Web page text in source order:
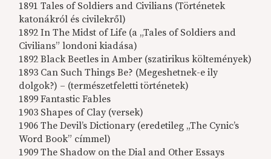
1891 Tales of Soldiers and Civilians (Történetek
katonákról és civilekről)
1892 In The Midst of Life (a „Tales of Soldiers and
Civilians” londoni kiadása)
1892 Black Beetles in Amber (szatirikus költemények)
1893 Can Such Things Be? (Megeshetnek-e ily
dolgok?) – (természetfeletti történetek)
1899 Fantastic Fables
1903 Shapes of Clay (versek)
1906 The Devil’s Dictionary (eredetileg „The Cynic’s
Word Book” címmel)
1909 The Shadow on the Dial and Other Essays